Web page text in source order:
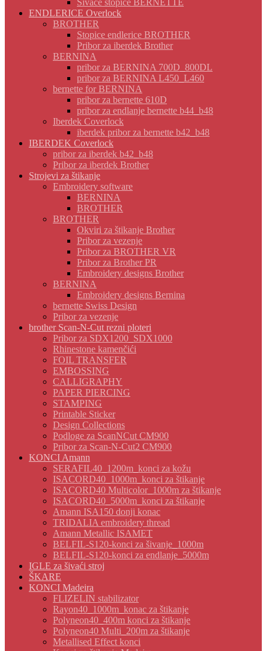
Šivaće stopice BERNETTE
ENDLERICE Overlock
BROTHER
Stopice endlerice BROTHER
Pribor za iberdek Brother
BERNINA
pribor za BERNINA 700D_800DL
pribor za BERNINA L450_L460
bernette for BERNINA
pribor za bernette 610D
pribor za endlanje bernette b44_b48
Iberdek Coverlock
iberdek pribor za bernette b42_b48
IBERDEK Coverlock
pribor za iberdek b42_b48
Pribor za iberdek Brother
Strojevi za štikanje
Embroidery software
BERNINA
BROTHER
BROTHER
Okviri za štikanje Brother
Pribor za vezenje
Pribor za BROTHER VR
Pribor za Brother PR
Embroidery designs Brother
BERNINA
Embroidery designs Bernina
bernette Swiss Design
Pribor za vezenje
brother Scan-N-Cut rezni ploteri
Pribor za SDX1200_SDX1000
Rhinestone kamenčići
FOIL TRANSFER
EMBOSSING
CALLIGRAPHY
PAPER PIERCING
STAMPING
Printable Sticker
Design Collections
Podloge za ScanNCut CM900
Pribor za Scan-N-Cut2 CM900
KONCI Amann
SERAFIL40_1200m_konci za kožu
ISACORD40_1000m_konci za štikanje
ISACORD40 Multicolor_1000m za štikanje
ISACORD40_5000m_konci za štikanje
Amann ISA150 donji konac
TRIDALIA embroidery thread
Amann Metallic ISAMET
BELFIL-S120-konci za šivanje_1000m
BELFIL-S120-konci za endlanje_5000m
IGLE za šivaći stroj
ŠKARE
KONCI Madeira
FLIZELIN stabilizator
Rayon40_1000m_konac za štikanje
Polyneon40_400m konci za štikanje
Polyneon40 Multi_200m za štikanje
Metallised Effect konci